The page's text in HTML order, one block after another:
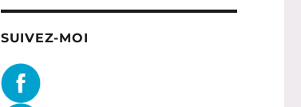
SUIVEZ-MOI